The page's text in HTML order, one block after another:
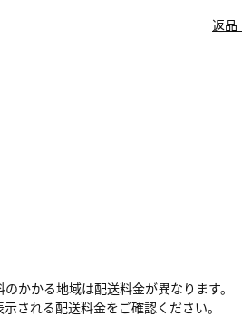
返品
かかる地域は配送料金が異なります。
される配送料金をご確認ください。